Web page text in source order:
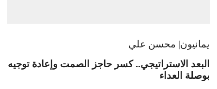
يمانيون| محسن علي
البعد الاستراتيجي.. كسر حاجز الصمت وإعادة توجيه
بوصلة العداء